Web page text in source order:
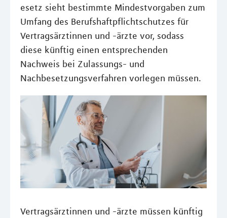
esetz sieht bestimmte Mindestvorgaben zum
Umfang des Berufshaftpflichtschutzes für
Vertragsärztinnen und -ärzte vor, sodass
diese künftig einen entsprechenden
Nachweis bei Zulassungs- und
Nachbesetzungsverfahren vorlegen müssen.
Vertragsärztinnen und -ärzte müssen künftig